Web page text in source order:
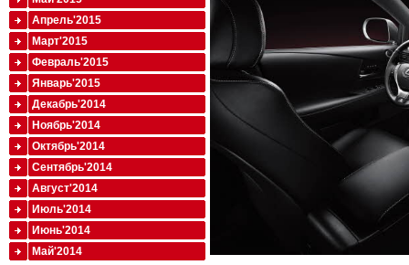
Апрель'2015
Март'2015
Февраль'2015
Январь'2015
Декабрь'2014
Ноябрь'2014
Октябрь'2014
Сентябрь'2014
Август'2014
Июль'2014
Июнь'2014
Май'2014